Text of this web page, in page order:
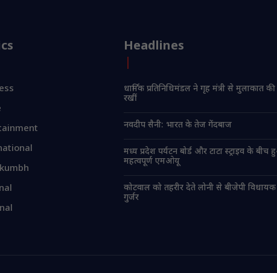
Headlines
धार्मिक प्रतिनिधिमंडल ने गृह मंत्री से मुलाकात
रखीं
नवदीप सैनी: भारत के तेज गेंदबाज
मध्य प्रदेश पर्यटन बोर्ड और टाटा स्ट्राइव के बीच
महत्वपूर्ण एमओयू
कोटवाल को तहरीर देते लोनी से बीजेपी
गुर्जर